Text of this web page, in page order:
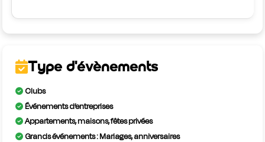
Type d'évènements
Clubs
Événements d’entreprises
Appartements, maisons, fêtes privées
Grands événements : Mariages, anniversaires